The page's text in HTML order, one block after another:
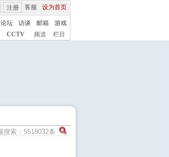
客服 设为首页
注册
论坛 访谈 邮箱
游戏
CCTV 频道 栏目